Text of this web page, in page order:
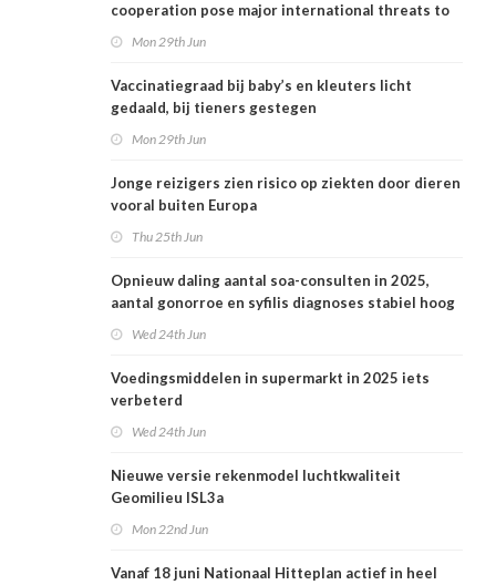
cooperation pose major international threats to
Mon 29th Jun
Vaccinatiegraad bij baby’s en kleuters licht
gedaald, bij tieners gestegen
Mon 29th Jun
Jonge reizigers zien risico op ziekten door dieren
vooral buiten Europa
Thu 25th Jun
Opnieuw daling aantal soa-consulten in 2025,
aantal gonorroe en syfilis diagnoses stabiel hoog
Wed 24th Jun
Voedingsmiddelen in supermarkt in 2025 iets
verbeterd
Wed 24th Jun
Nieuwe versie rekenmodel luchtkwaliteit
Geomilieu ISL3a
Mon 22nd Jun
Vanaf 18 juni Nationaal Hitteplan actief in heel